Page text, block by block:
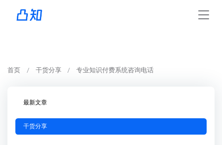
首页 干货分享 专业知识付费系统咨询电话
最新文章
干货分享